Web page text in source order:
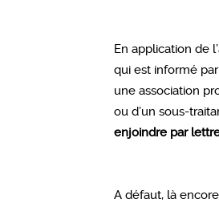
En application de
qui est informé
une association
ou d’un sous-
enjoindre par
A défaut, là